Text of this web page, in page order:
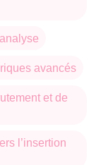
avancés
et de
l’insertion